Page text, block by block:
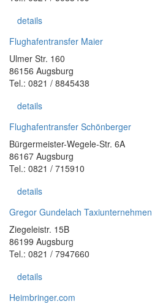
details
Flughafentransfer Maier
Ulmer Str. 160
86156 Augsburg
Tel.: 0821 / 8845438
details
Flughafentransfer Schönberger
Bürgermeister-Wegele-Str. 6A
86167 Augsburg
Tel.: 0821 / 715910
details
Gregor Gundelach Taxiunternehmen
Ziegeleistr. 15B
86199 Augsburg
Tel.: 0821 / 7947660
details
Heimbringer.com